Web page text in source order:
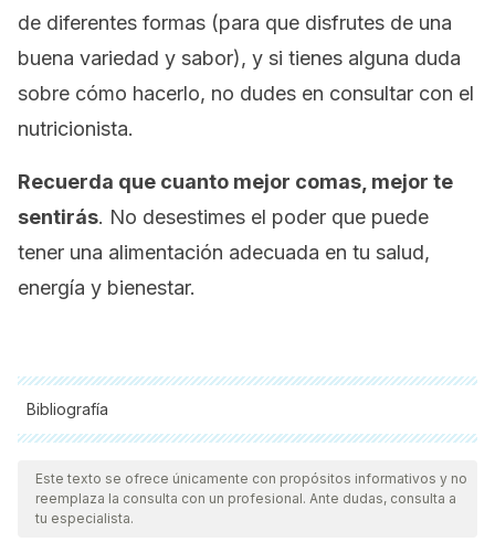
de diferentes formas (para que disfrutes de una
buena variedad y sabor), y si tienes alguna duda
sobre cómo hacerlo, no dudes en consultar con el
nutricionista.
Recuerda que cuanto mejor comas, mejor te
sentirás. No desestimes el poder que puede
tener una alimentación adecuada en tu salud,
energía y bienestar.
Bibliografía
Todas las fuentes citadas fueron revisadas a profundidad por
nuestro equipo, para asegurar su calidad, confiabilidad,
vigencia y validez.La bibliografía de este artículo fue
Este texto se ofrece únicamente con propósitos informativos y no
reemplaza la consulta con un profesional. Ante dudas, consulta a
tu especialista.